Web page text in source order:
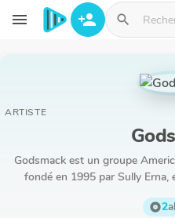
Aller au contenu principal
menu person_add search
ARTISTE
Godsmack est un groupe
fondé en 1995 par Sully
album2